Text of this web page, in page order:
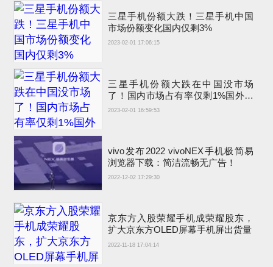
三星手机份额大跌！三星手机中国
市场份额变化国内仅剩3%
2023-02-01 17:06:15
三星手机份额大跌在中国没市场
了！国内市场占有率仅剩1%国外比
苹果销量高
2023-02-01 16:59:53
vivo发布2022 vivoNEX手机极简易
浏览器下载：简洁流畅无广告！
2022-12-02 17:29:30
京东方入股荣耀手机成荣耀股东，
扩大京东方OLED屏幕手机屏出货量
2022-11-18 17:04:14